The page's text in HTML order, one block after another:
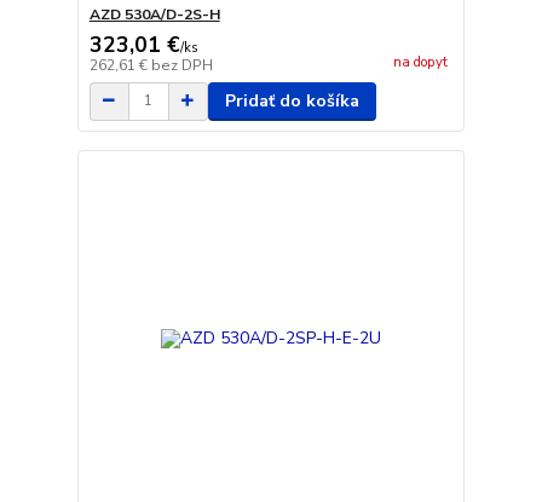
AZD 530A/D-2S-H
323,01 €/ks
262,61 € bez DPH na dopyt
Pridať do košíka